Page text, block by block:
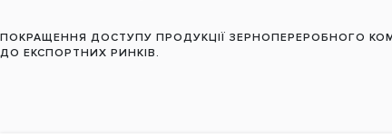
ПОКРАЩЕННЯ ДОСТУПУ ПРОДУКЦІЇ ЗЕРНОПЕРЕРОБНОГО
ДО ЕКСПОРТНИХ РИНКІВ.